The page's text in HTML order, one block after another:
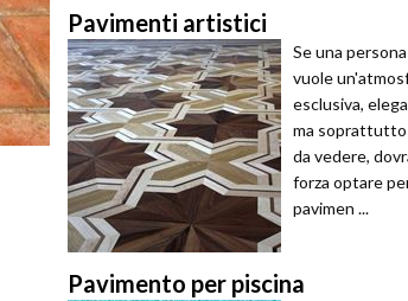
Pavimenti artistici
Se una persona
vuole
esclusiva,
ma soprattutto
da vedere,
forza optare
pavimen ...
Pavimento per piscina